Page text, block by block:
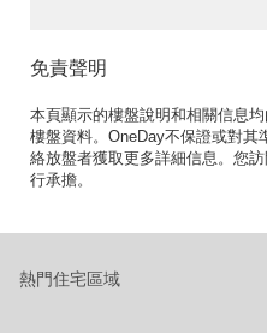
免責聲明
本頁顯示的樓盤說明和相關信息
樓盤資料。OneDay不保證或對
絡放盤者獲取更多詳細信息。您
行承擔。
熱門住宅區域